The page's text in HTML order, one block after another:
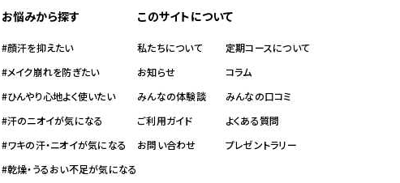
お悩みから探す
#顔汗を抑えたい
#メイク崩れを防ぎたい
#ひんやり心地よく使いたい
#汗のニオイが気になる
#ワキの汗・ニオイが気になる
#乾燥・うるおい不足が気になる
このサイトについて
私たちについて
定期コースについて
お知らせ
コラム
みんなの体験談
みんなの口コミ
ご利用ガイド
よくある質問
お問い合わせ
プレゼントラリー